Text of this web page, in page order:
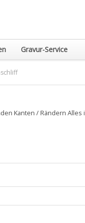
Gravur-Service
Kanten / Rändern Alles